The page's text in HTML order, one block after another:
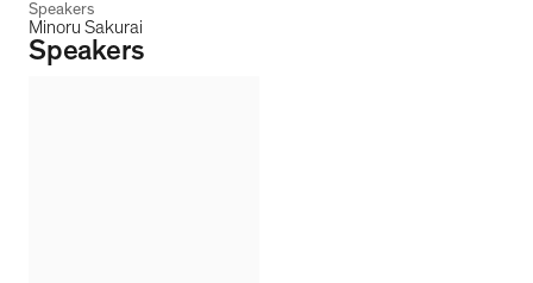
Speakers
Minoru Sakurai
Speakers